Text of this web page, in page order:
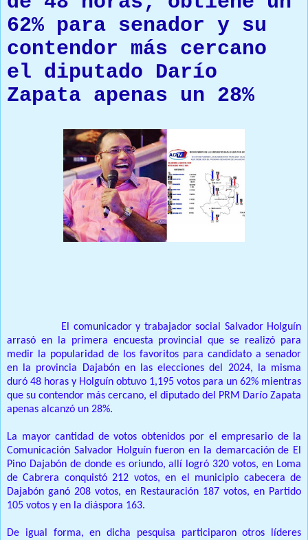
62% para senador y su
contendor más cercano
el diputado Darío
Zapata apenas un 28%
El comunicador y trabajador social Salvador Holguín
arrasó en la primera encuesta provincial que se realizó para
medir la popularidad de los favoritos para candidato a senador
en la provincia Dajabón en las elecciones del 2024, la misma
duró 48 horas y Holguín obtuvo 1,195 votos para un 62% mientras
que su contendor más cercano, el diputado del PRM Darío Zapata
apenas alcanzó un 28%.
La mayor cantidad de votos obtenidos por el empresario de la
Comunicación Salvador Holguín fueron en la demarcación de El
Pino Dajabón de donde es oriundo, allí logró 320 votos, en Loma
de Cabrera conquistó 212 votos, en el municipio cabecera de
Dajabón ganó 208 votos, en Restauración 187 votos, en Partido
105 votos y en la diáspora 163.
De igual forma, en dicha pesquisa participaron otros líderes